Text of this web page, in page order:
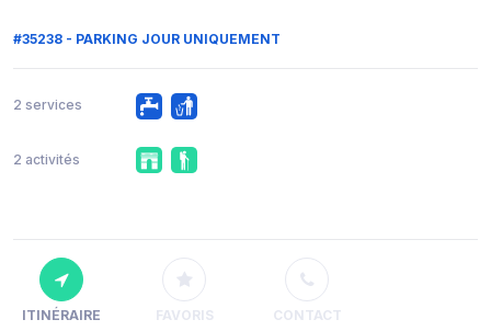
#35238 - PARKING JOUR UNIQUEMENT
2 services
2 activités
ITINÉRAIRE FAVORIS CONTACT